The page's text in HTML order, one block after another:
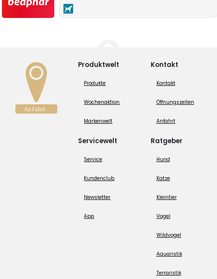
Produktwelt
Produkte
Wochenaktion
Markenwelt
Servicewelt
Service
Kundenclub
Newsletter
App
Kontakt
Kontakt
Öffnungszeiten
Anfahrt
Ratgeber
Hund
Katze
Kleintier
Vogel
Wildvogel
Aquaristik
Terraristik